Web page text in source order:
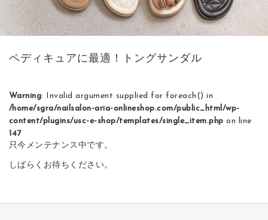
ペディキュアに最適！トングサンダル
Warning: Invalid argument supplied for foreach() in
/home/sgra/nailsalon-aria-onlineshop.com/public_html/wp-
content/plugins/usc-e-shop/templates/single_item.php on line
147
只今メンテナンス中です。
しばらくお待ちください。